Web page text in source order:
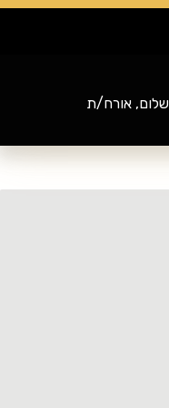
שלום, אורח/ת